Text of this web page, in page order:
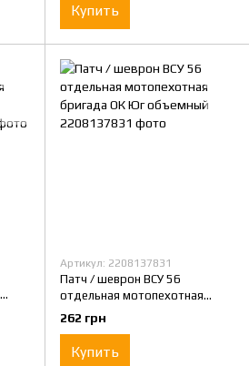
Купить
Артикул: 2208137831
Патч / шеврон ВСУ 56
отдельная мотопехотная
бригада ОК Юг объемный
262 грн
Купить